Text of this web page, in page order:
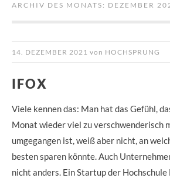
ARCHIV DES MONATS: DEZEMBER
14. DEZEMBER 2021 von HOCHSPRUNG
IFOX
Viele kennen das: Man hat das Gefühl,
Monat wieder viel zu verschwenderisch
umgegangen ist, weiß aber nicht, an
besten sparen könnte. Auch
nicht anders. Ein Startup der